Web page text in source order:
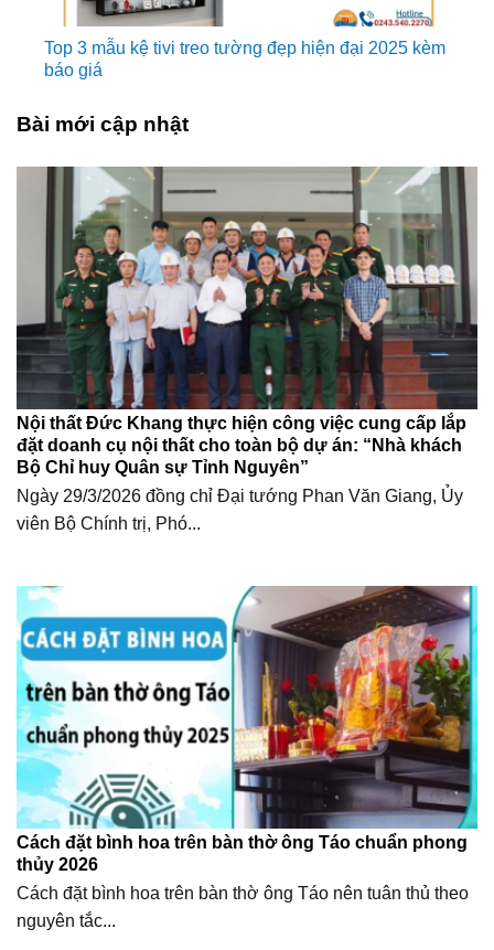
Top 3 mẫu kệ tivi treo tường đẹp hiện đại 2025 kèm
báo giá
Bài mới cập nhật
Nội thất Đức Khang thực hiện công việc cung cấp lắp
đặt doanh cụ nội thất cho toàn bộ dự án: “Nhà khách
Bộ Chỉ huy Quân sự Tỉnh Nguyên”
Ngày 29/3/2026 đồng chỉ Đại tướng Phan Văn Giang, Ủy
viên Bộ Chính trị, Phó...
Cách đặt bình hoa trên bàn thờ ông Táo chuẩn phong
thủy 2026
Cách đặt bình hoa trên bàn thờ ông Táo nên tuân thủ theo
nguyên tắc...